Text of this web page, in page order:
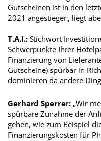
Gutscheinen ist in den
2021 angestiegen, liegt
T.A.I.: Stichwort
Schwerpunkte Ihrer
Finanzierung von
Gutscheine) spürbar in
dominieren da andere
Gerhard Sperrer: „Wir
spürbare Zunahme der
gehen, wie zum Beispiel
Finanzierungskosten für